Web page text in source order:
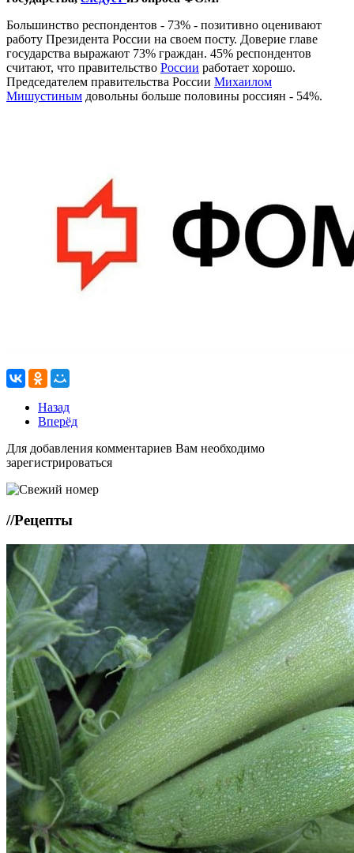
Большинство респондентов - 73% - позитивно оценивают
работу Президента России на своем посту. Доверие главе
государства выражают 73% граждан. 45% респондентов
считают, что правительство России работает хорошо.
Председателем правительства России Михаилом
Мишустиным довольны больше половины россиян - 54%.
Назад
Вперёд
Для добавления комментариев Вам необходимо
зарегистрироваться
//Рецепты